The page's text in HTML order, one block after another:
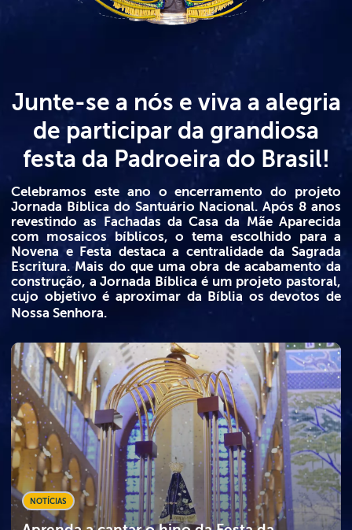
Junte-se a nós e viva a alegria
de participar da grandiosa
festa da Padroeira do Brasil!
Celebramos este ano o encerramento do projeto
Jornada Bíblica do Santuário Nacional. Após 8 anos
revestindo as Fachadas da Casa da Mãe Aparecida
com mosaicos bíblicos, o tema escolhido para a
Novena e Festa destaca a centralidade da Sagrada
Escritura. Mais do que uma obra de acabamento da
construção, a Jornada Bíblica é um projeto pastoral,
cujo objetivo é aproximar da Bíblia os devotos de
Nossa Senhora.
NOTÍCIAS